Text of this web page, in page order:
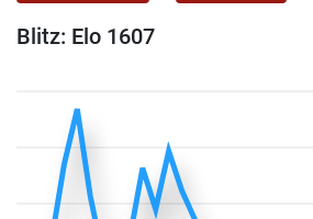
Blitz: Elo 1607